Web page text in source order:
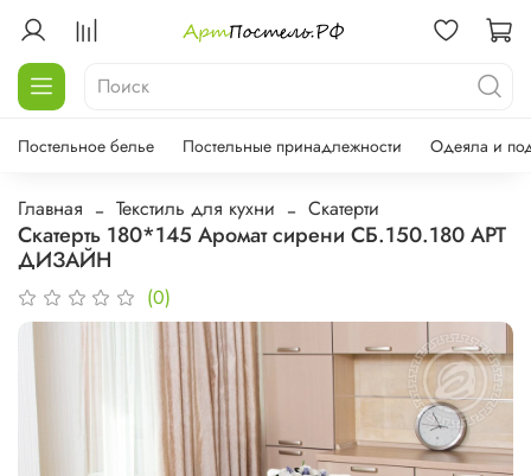
Постельное белье Постельные принадлежности Одеяла и
Главная Текстиль для кухни Скатерти
Скатерть 180*145 Аромат сирени СБ.150.180 АРТ
ДИЗАЙН
(0)